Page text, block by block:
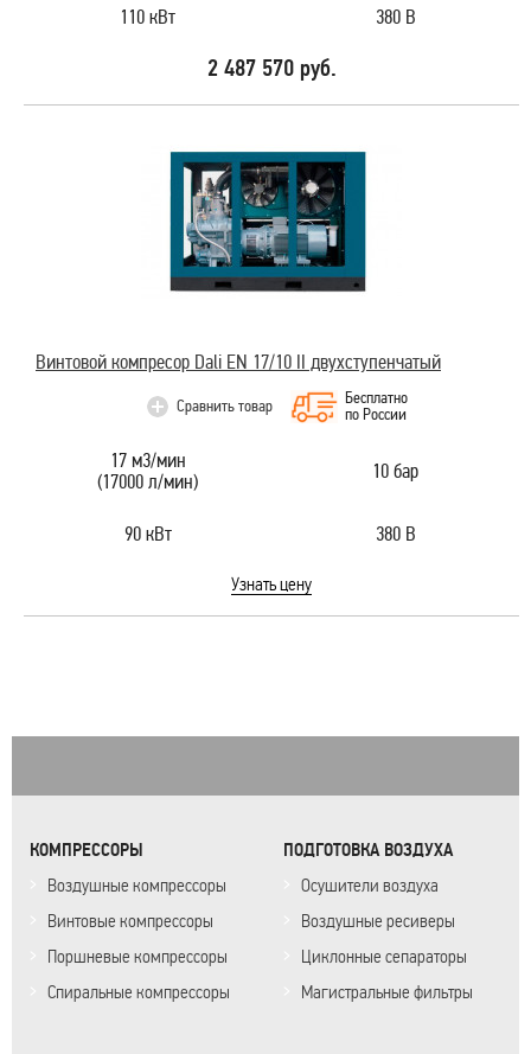
110 кВт 380 В
2 487 570 руб.
Винтовой компресор Dali EN 17/10 II двухступенчатый
Сравнить товар
Бесплатно
по России
17 м3/мин
(17000 л/мин)
10 бар
90 кВт 380 В
Узнать цену
КОМПРЕССОРЫ
Воздушные компрессоры
Винтовые компрессоры
Поршневые компрессоры
Спиральные компрессоры
ПОДГОТОВКА ВОЗДУХА
Осушители воздуха
Воздушные ресиверы
Циклонные сепараторы
Магистральные фильтры